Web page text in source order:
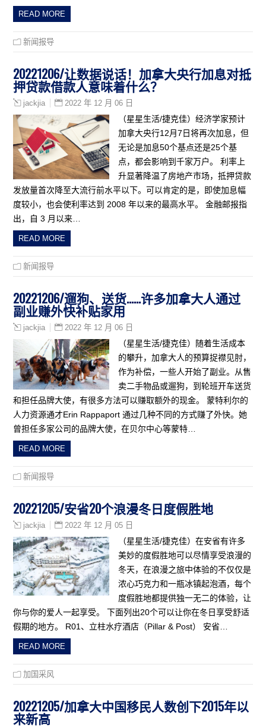
READ MORE
新闻报导
20221206/让数据说话！加拿大央行加息对抵
押贷款借款人意味着什么？
jackjia 2022 年 12 月 06 日
（星星生活/捷克佳）经济学家预计
加拿大央行12月7日将再次加息，但
无论是加息50个基点还是25个基
点，都会影响到千家万户。 利率上
升显著降温了房地产市场，抵押贷款
发放量首次降至大流行前水平以下。可以肯定的是，即使加息幅
度较小，也会使利率达到 2008 年以来的最高水平。 金融邮报指
出，自 3 月以来…
READ MORE
新闻报导
20221206/遛狗、送货……许多加拿大人通过
副业赚外快补贴家用
jackjia 2022 年 12 月 06 日
（星星生活/捷克佳）随着生活成本
的攀升，加拿大人的预算捉襟见肘，
作为补偿，一些人开始了副业。从售
卖二手物品或遛狗，到轮班开车送货
和担任品牌大使，有很多方法可以赚取额外的现金。 蒙特利尔的
人力资源通才Erin Rappaport 通过几种不同的方式赚了外快。她
曾担任多家公司的品牌大使，在贝尔中心等蒙特…
READ MORE
新闻报导
20221205/安省20个浪漫冬日度假胜地
jackjia 2022 年 12 月 05 日
（星星生活/捷克佳）在安省有许多
美妙的度假胜地可以尽情享受浪漫的
冬天，在浪漫之旅中体验的不仅仅是
浓心巧克力和一瓶冰镇起泡酒，每个
度假胜地都提供独一无二的体验，让
你与你的爱人一起享受。 下面列出20个可以让你在冬日享受舒适
假期的地方。 R01、立柱水疗酒店（Pillar & Post） 安省…
READ MORE
加国采风
20221205/加拿大中国移民人数创下2015年以
来新高